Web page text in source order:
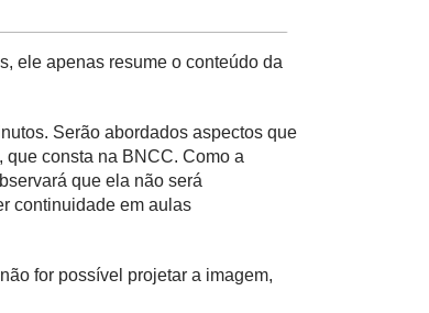
ele apenas resume o conteúdo da
Serão abordados aspectos que
consta na BNCC. Como a
que ela não será
continuidade em aulas
for possível projetar a imagem,